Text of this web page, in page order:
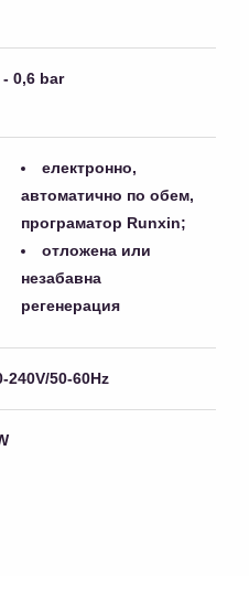
- 0,6 bar
електронно,
автоматично по обем,
програматор Runxin;
отложена или
незабавна
регенерация
240V/50-60Hz